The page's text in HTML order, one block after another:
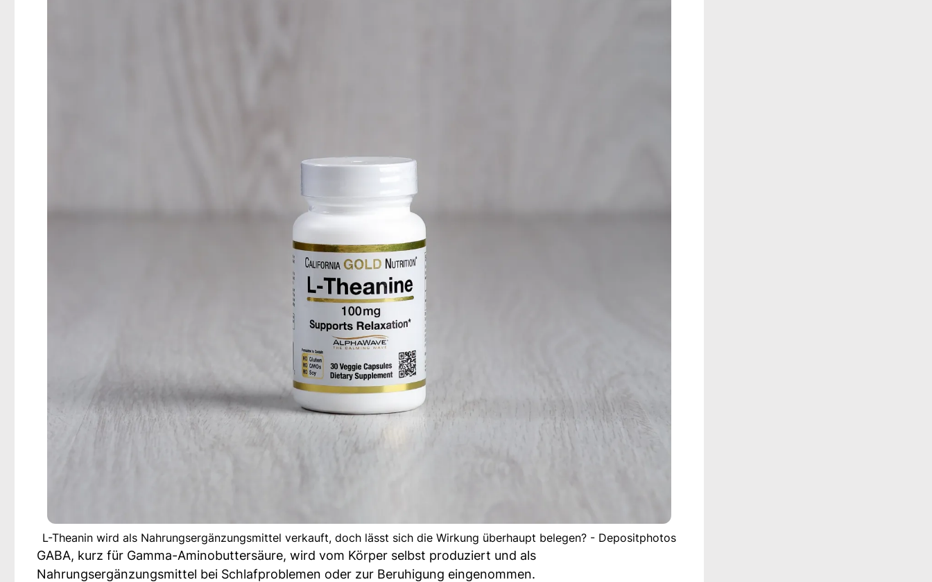
L-Theanin wird als Nahrungsergänzungsmittel verkauft, doch lässt sich die Wirkung überhaupt belegen? - Depositphotos
GABA, kurz für Gamma-Aminobuttersäure, wird vom Körper selbst produziert und als
Nahrungsergänzungsmittel bei Schlafproblemen oder zur Beruhigung eingenommen.